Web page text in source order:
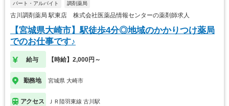
パート・アルバイト 調剤薬局
古川調剤薬局 駅東店 株式会社医薬品情報センターの薬剤師求人
【宮城県大崎市】駅徒歩4分◎地域のかかりつけ薬局
でのお仕事です♪
給与 【時給】2,000円～
勤務地 宮城県 大崎市
アクセス ＪＲ陸羽東線 古川駅